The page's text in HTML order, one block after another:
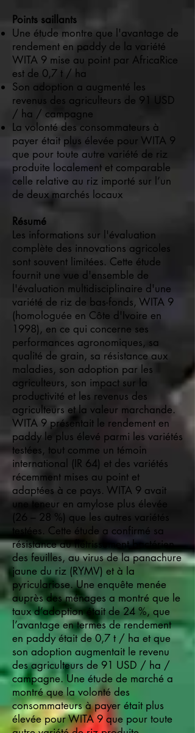
Points saillants
Une étude montre que l'avantage de
rendement en paddy de la variété
WITA 9 mise au point par AfricaRice
est de 0,7 t / ha
Son adoption a augmenté les
revenus des agriculteurs de 91 USD
/ ha / campagne
La volonté des consommateurs à
payer était plus élevée pour WITA 9
que pour toute autre variété de riz
produite localement et comparable
celle relative au riz importé sur l’un
de deux marchés locaux
Résumé
Les informations sur l'évaluation
complète des innovations agricoles
sont souvent limitées. Cette étude
fournit une vue d'ensemble de
l'évaluation multidisciplinaire d'une
variété de riz de bas-fonds, WITA 9
(homologuée en Côte d'Ivoire en
1998), en ce qui concerne ses
performances agronomiques, sa
qualité de grain, sa résistance aux
maladies, son adoption par les
agriculteurs, son impact sur la
productivité et les revenus des
agriculteurs et la valeur marchande.
WITA 9 présentait le rendement en
paddy le plus élevé parmi les variétés
testées, tout comme un témoin
international (IR 64) et des variétés
récemment mises au point et
adaptées à ce pays. WITA 9 avait
une teneur en amylose plus élevée
(26 – 28 %) que les autres variétés
testées. Cette étude a confirmé sa
résistance au flétrissement bactérien
des feuilles, au virus de la panachure
jaune du riz (RYMV) et à la
pyriculariose. Une enquête menée
auprès des ménages a montré que le
taux d’adoption était de 24 %, que
l’avantage en termes de rendement
en paddy était de 0,7 t / ha et que
son adoption augmentait le revenu
des agriculteurs de 91 USD / ha /
campagne. Une étude de marché a
montré que la volonté des
consommateurs à payer était plus
élevée pour WITA 9 que pour toute